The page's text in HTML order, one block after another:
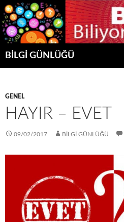
BİLGİ GÜNLÜĞÜ
Ara
GENEL
HAYIR – EVET
09/02/2017 BİLGİ GÜNLÜĞÜ